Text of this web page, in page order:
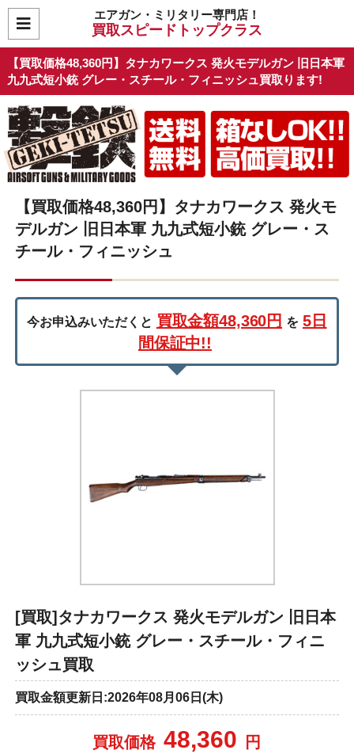
エアガン・ミリタリー専門店！
買取スピードトップクラス
【買取価格48,360円】タナカワークス 発火モデルガン 旧日本軍
九九式短小銃 グレー・スチール・フィニッシュ買取ります!
【買取価格48,360円】タナカワークス 発火モ
デルガン 旧日本軍 九九式短小銃 グレー・ス
チール・フィニッシュ
今お申込みいただくと 買取金額48,360円 を 5日
間保証中!!
[買取]タナカワークス 発火モデルガン 旧日本
軍 九九式短小銃 グレー・スチール・フィニ
ッシュ買取
買取金額更新日:2026年08月06日(木)
買取価格 48,360 円